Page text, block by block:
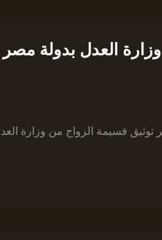
العدل بدولة مصر
توثيق قسيمة الزواج من وزارة